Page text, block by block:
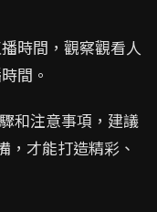
時間，觀察觀看人
間。
和注意事項，建議
，才能打造精彩、